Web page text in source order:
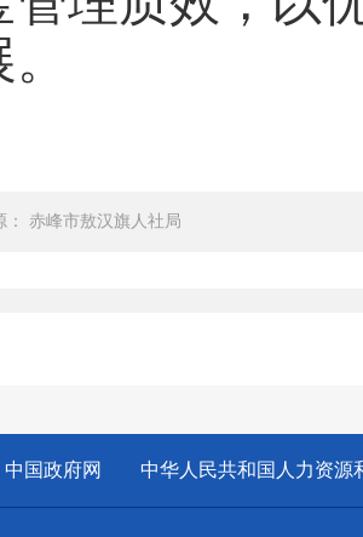
： 赤峰市敖汉旗人社局
中国政府网 中华人民共和国人力资源